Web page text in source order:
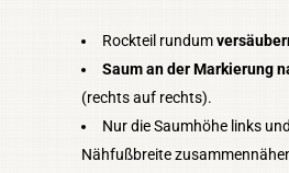
Rockteil rundum
Saum an der Markierung
(rechts auf rechts).
Nur die Saumhöhe links
Nähfußbreite